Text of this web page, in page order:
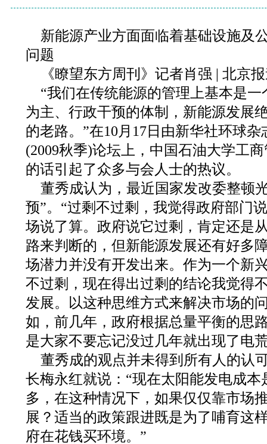
新能源产业方面面临着基础设施及
问题
《瞭望东方周刊》记者肖强 | 北京
“我们在传统能源的管理上基本是
为主、行政干预的体制，新能源发展
的老路。”在10月17日由新华社环球
(2009秋季)论坛上，中国石油大学工
的话引起了众多与会人士的热议。
董秀成认为，最近国家发改委整顿
预”。“过剩不过剩，我觉得政府部门
场说了算。政府说它过剩，肯定还是
路来判断的，但新能源发展还有好多
场潜力并没有开发出来。作为一个新
不过剩，现在得出过剩的结论我觉得
发展。以这种思维方式来解决市场的
如，前几年，政府根据总量平衡的思
是大家不要忘记没过几年就出现了电
董秀成的观点并未得到所有人的认
长梅永红就说：“现在太阳能发电成本
多，在这种情况下，如果仅仅靠市场
展？适当的政策跟进既是为了哺育这
府在花钱买环境。”